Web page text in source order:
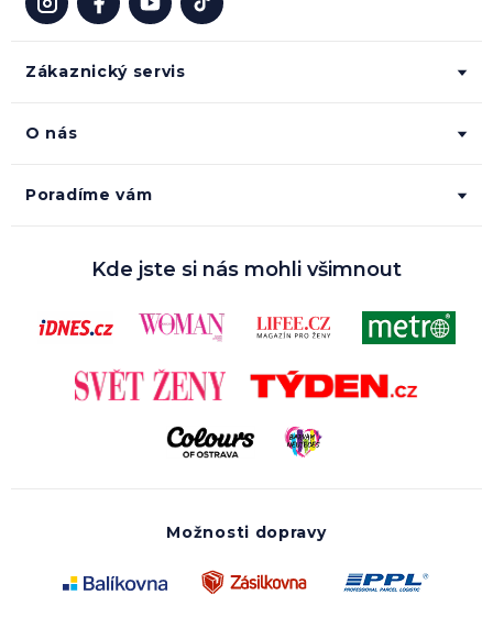
Zákaznický servis
O nás
Poradíme vám
Kde jste si nás mohli všimnout
Možnosti dopravy